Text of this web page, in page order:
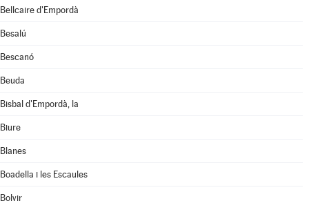
Bellcaire d'Empordà
Besalú
Bescanó
Beuda
Bisbal d'Empordà, la
Biure
Blanes
Boadella i les Escaules
Bolvir